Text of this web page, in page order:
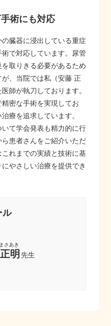
術にも対応
臓器に浸出している重症
で対応しています。尿管
取りきる必要があるため
、当院では私（安藤 正
師が執刀しております。
密な手術を実現してお
療を追求しています。
て学会発表も精力的に行
患者さんをご紹介いただ
れまでの実績と技術に基
やさしい治療を提供でき
ル
明 先生